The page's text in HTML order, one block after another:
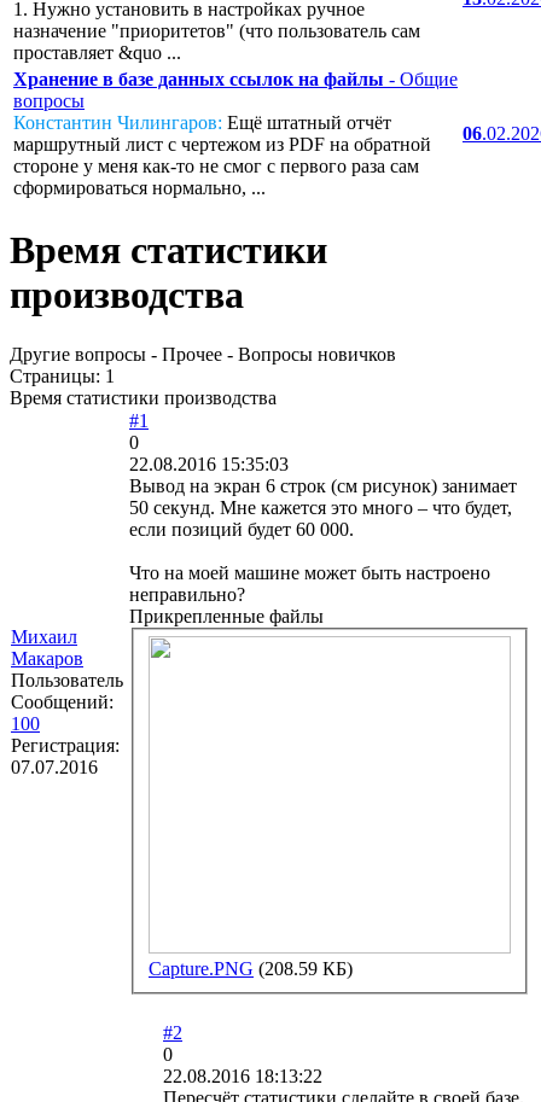
1. Нужно установить в настройках ручное
назначение "приоритетов" (что пользователь сам
проставляет &quo ...
Хранение в базе данных ссылок на файлы - Общие
вопросы
Константин Чилингаров: Ещё штатный отчёт
маршрутный лист с чертежом из PDF на обратной
стороне у меня как-то не смог с первого раза сам
сформироваться нормально, ...
06
Время статистики
производства
Другие вопросы - Прочее - Вопросы новичков
Страницы: 1
Время статистики производства
Михаил
Макаров
Пользователь
Сообщений:
100
Регистрация:
07.07.2016
#1
0
22.08.2016 15:35:03
Вывод на экран 6 строк (см рисунок) занимает
50 секунд. Мне кажется это много – что будет,
если позиций будет 60 000.
Что на моей машине может быть настроено
неправильно?
Прикрепленные файлы
Capture.PNG (208.59 КБ)
#2
0
22.08.2016 18:13:22
Пересчёт статистики сделайте в своей базе.